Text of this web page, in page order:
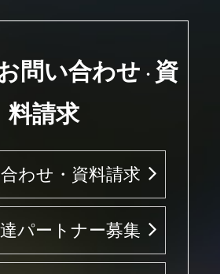
問い合わせ ・ 資
料請求
わせ・資料請求
パートナー募集